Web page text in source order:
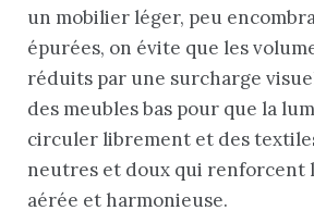
un mobilier léger, peu
épurées, on évite que les
réduits par une surcharge
des meubles bas pour que la
circuler librement et des
neutres et doux qui renforcent
aérée et harmonieuse.